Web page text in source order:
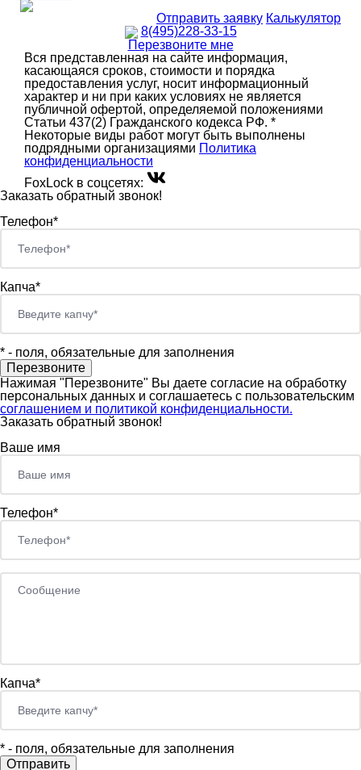
Отправить заявку Калькулятор
8(495)228-33-15
Перезвоните мне
Вся представленная на сайте информация,
касающаяся сроков, стоимости и порядка
предоставления услуг, носит информационный
характер и ни при каких условиях не является
публичной офертой, определяемой положениями
Статьи 437(2) Гражданского кодекса РФ. *
Некоторые виды работ могут быть выполнены
подрядными организациями Политика
конфиденциальности
FoxLock в соцсетях:
Заказать обратный звонок!
Телефон*
Капча*
* - поля, обязательные для заполнения
Нажимая "Перезвоните" Вы даете согласие на обработку
персональных данных и соглашаетесь c пользовательским
соглашением и политикой конфиденциальности.
Заказать обратный звонок!
Ваше имя
Телефон*
Капча*
* - поля, обязательные для заполнения